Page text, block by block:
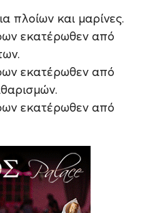
πλοίων και μαρίνες.
εκατέρωθεν από
εκατέρωθεν από
εκατέρωθεν από